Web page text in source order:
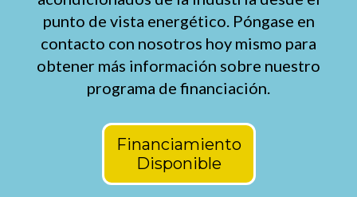
punto de vista energético. Póngase en
contacto con nosotros hoy mismo para
obtener más información sobre nuestro
programa de financiación.
Financiamiento
Disponible